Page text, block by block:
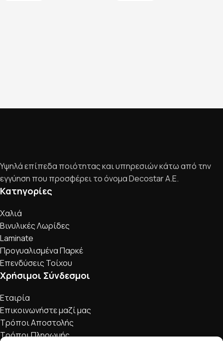
Υψηλά επίπεδα ποιότητας και υπηρεσιών κάτω από την
εγγύηση που προσφέρει το όνομα Decostar Α.Ε.
Κατηγορίες
Χαλιά
Βινυλικές Λωρίδες
Laminate
Προγυαλισμένα Παρκέ
Επενδύσεις Τοίχου
Χρήσιμοι Σύνδεσμοι
Εταιρία
Επικοινωνήστε μαζί μας
Τρόποι Αποστολής
Τρόποι Πληρωμής